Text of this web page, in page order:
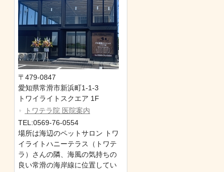
〒479-0847
愛知県常滑市新浜町1-1-3
トワイライトスクエア 1F
トワテラ院 医院案内
TEL:0569-76-0554
場所は海辺のペットサロン トワ
イライトハニーテラス（トワテ
ラ）さんの隣、海風の気持ちの
良い常滑の海岸線に位置してい